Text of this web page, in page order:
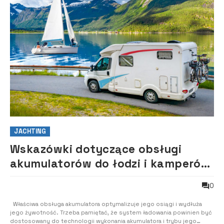
JACHTING
Wskazówki dotyczące obsługi
akumulatorów do łodzi i kamperów
0
Właściwa obsługa akumulatora optymalizuje jego osiągi i wydłuża
jego żywotność. Trzeba pamiętać, że system ładowania powinien być
dostosowany do technologii wykonania akumulatora i trybu jego